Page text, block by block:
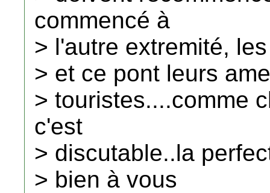
commencé à
> l'autre extremité,
> et ce pont leurs
> touristes....comme
c'est
> discutable..la
> bien à vous